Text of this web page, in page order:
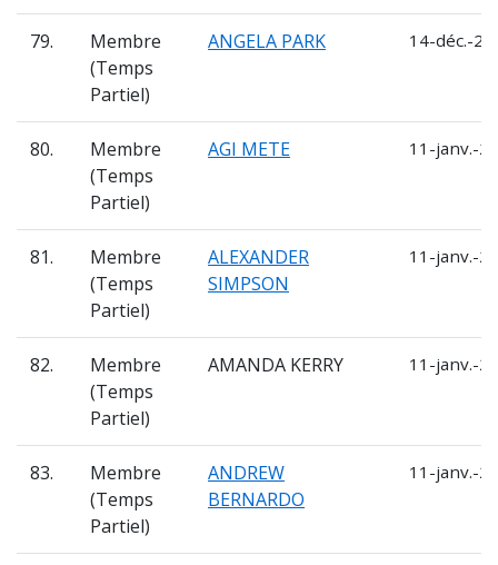
79.
Membre
(Temps
Partiel)
ANGELA PARK 14-déc.-
80.
Membre
(Temps
Partiel)
AGI METE 11-janv.-
81.
Membre
(Temps
Partiel)
ALEXANDER
SIMPSON
11-janv.-
82.
Membre
(Temps
Partiel)
AMANDA KERRY 11-janv.-
83.
Membre
(Temps
Partiel)
ANDREW
BERNARDO
11-janv.-